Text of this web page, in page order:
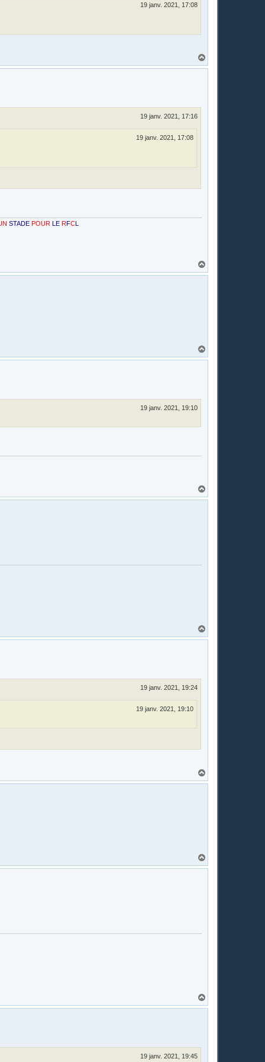
19 janv. 2021, 17:08
a
19 janv. 2021, 17:16
19 janv. 2021, 17:08
LE RFCL
a
a
19 janv. 2021, 19:10
a
a
19 janv. 2021, 19:24
19 janv. 2021, 19:10
a
a
a
19 janv. 2021, 19:45